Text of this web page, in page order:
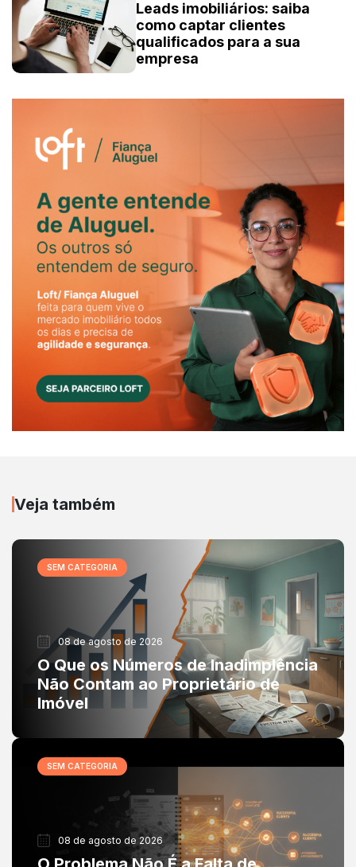
Leads imobiliários: saiba
como captar clientes
qualificados para a sua
empresa
Veja também
SEM CATEGORIA
08 de agosto de 2026
O Que os Números de Inadimplência
Não Contam ao Proprietário de
Imóvel
SEM CATEGORIA
08 de agosto de 2026